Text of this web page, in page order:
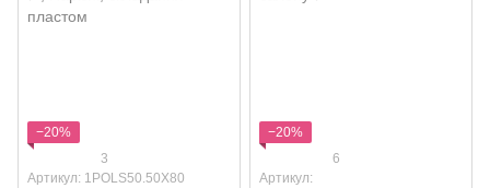
−20%
3
Артикул: 1POLS50.50X80
−20%
6
Артикул: